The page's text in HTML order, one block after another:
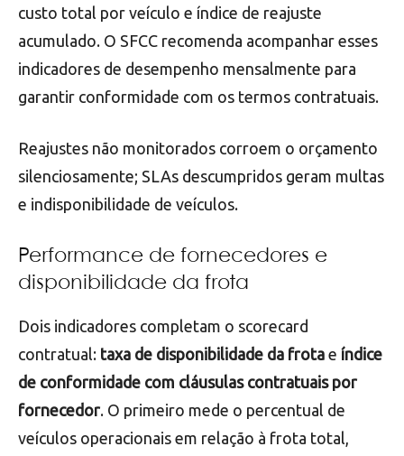
custo total por veículo e índice de reajuste
acumulado. O SFCC recomenda acompanhar esses
indicadores de desempenho mensalmente para
garantir conformidade com os termos contratuais.
Reajustes não monitorados corroem o orçamento
silenciosamente; SLAs descumpridos geram multas
e indisponibilidade de veículos.
Performance de fornecedores e
disponibilidade da frota
Dois indicadores completam o scorecard
contratual: taxa de disponibilidade da frota e índice
de conformidade com cláusulas contratuais por
fornecedor. O primeiro mede o percentual de
veículos operacionais em relação à frota total,